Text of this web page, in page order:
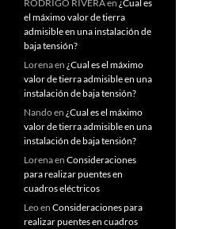
RODRIGO RIVERAen ¿Cual es
el máximo valor de tierra
admisible en una instalación de
baja tensión?
Lorenaen ¿Cual es el máximo
valor de tierra admisible en una
instalación de baja tensión?
Nandoen ¿Cual es el máximo
valor de tierra admisible en una
instalación de baja tensión?
Lorenaen Consideraciones
para realizar puentes en
cuadros eléctricos
Leoen Consideraciones para
realizar puentes en cuadros